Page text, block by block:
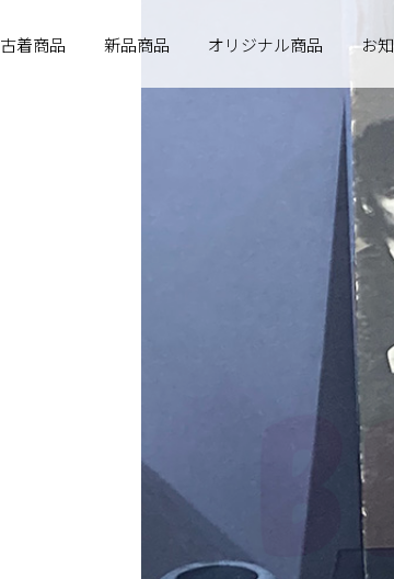
古着商品 新品商品 オリジナル商品 お